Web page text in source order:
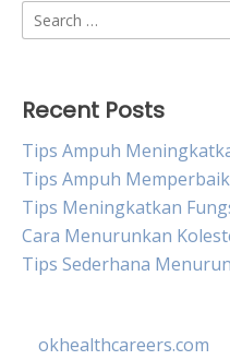
Search
for:
Recent Posts
Tips Ampuh
Tips Ampuh
Tips Meningkatkan
Cara Menurunkan
Tips Sederhana
okhealthcareers.com